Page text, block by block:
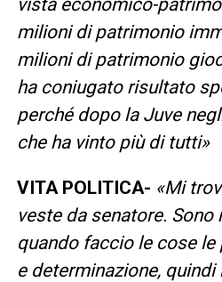
milioni di patrimonio
milioni di patrimonio
ha coniugato risultato
perché dopo la Juve
che ha vinto più di tutti»
VITA POLITICA- «Mi
veste da senatore.
quando faccio le cose
e determinazione,